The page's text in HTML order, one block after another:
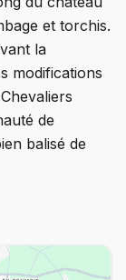
et torchis.
la
modifications
de
balisé de